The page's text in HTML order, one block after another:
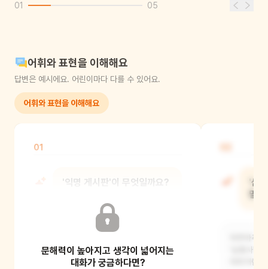
01 05
어휘와 표현을 이해해요
답변은 예시에요. 어린이마다 다를 수 있어요.
어휘와 표현을 이해해요
01
'익명 게시판'이 무엇일까요?
누가 글을 썼는지 이름이 없이 글을
이야기를 할
문해력이 높아지고 생각이 넓어지는
대화가 궁금하다면?
'삼
말
아주아주
'삼총사'라
태희처럼요.